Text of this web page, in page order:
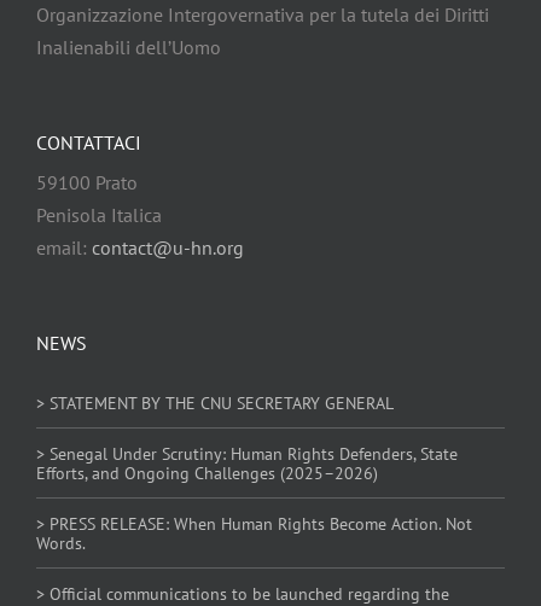
Organizzazione Intergovernativa per la tutela dei Diritti
Inalienabili dell’Uomo
NEWS
> STATEMENT BY THE CNU SECRETARY GENERAL
> Senegal Under Scrutiny: Human Rights Defenders, State
Efforts, and Ongoing Challenges (2025–2026)
> PRESS RELEASE: When Human Rights Become Action. Not
Words.
> Official communications to be launched regarding the
CONTATTACI
59100 Prato
Penisola Italica
email: contact@u-hn.org